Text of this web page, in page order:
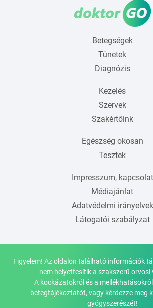
Betegségek
Tünetek
Diagnózis
Kezelés
Szervek
Szakértőink
Egészség okosan
Tesztek
Impresszum, kapcsolat
Médiajánlat
Adatvédelmi irányelvek
Látogatói szabályzat
Figyelem! Az oldalon található információk
nem helyettesítik a szakszerű orvosi
A kockázatokról és a
betegtájékoztatót, vagy kérdezze meg
gyógyszerészét!